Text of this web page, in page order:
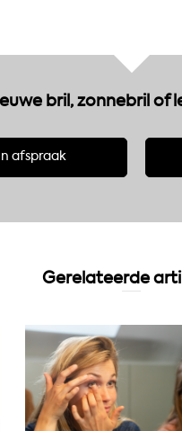
bril, zonnebril of
afspraak
Gerelateerde